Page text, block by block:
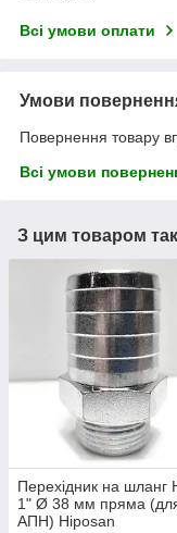
Всі умови оплати
Умови
Повернення товару
Всі умови
З цим товаром
Перехідник на шланг
1" Ø 38 мм пряма
АПН) Hiposan